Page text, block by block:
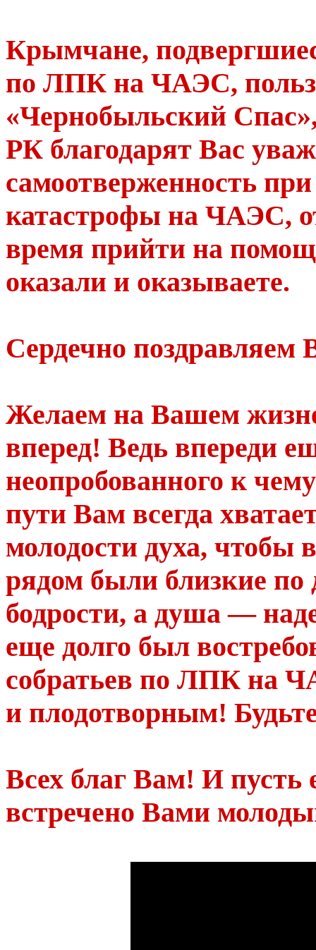
Крымчане,
по ЛПК на ЧАЭС,
«Чернобыльский
РК благодарят Вас
самоотверженность
катастрофы на ЧАЭС,
время прийти на
оказали и оказываете.
Сердечно поздравляем
Желаем на Вашем
вперед! Ведь впереди
неопробованного к
пути Вам всегда
молодости духа, чтобы
рядом были близкие по
бодрости, а душа —
еще долго был
собратьев по ЛПК на
и плодотворным!
Всех благ Вам! И пусть
встречено Вами